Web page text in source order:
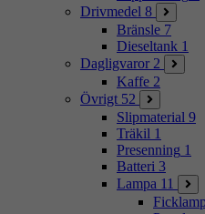
Drivmedel 8
Bränsle 7
Dieseltank 1
Dagligvaror 2
Kaffe 2
Övrigt 52
Slipmaterial 9
Träkil 1
Presenning 1
Batteri 3
Lampa 11